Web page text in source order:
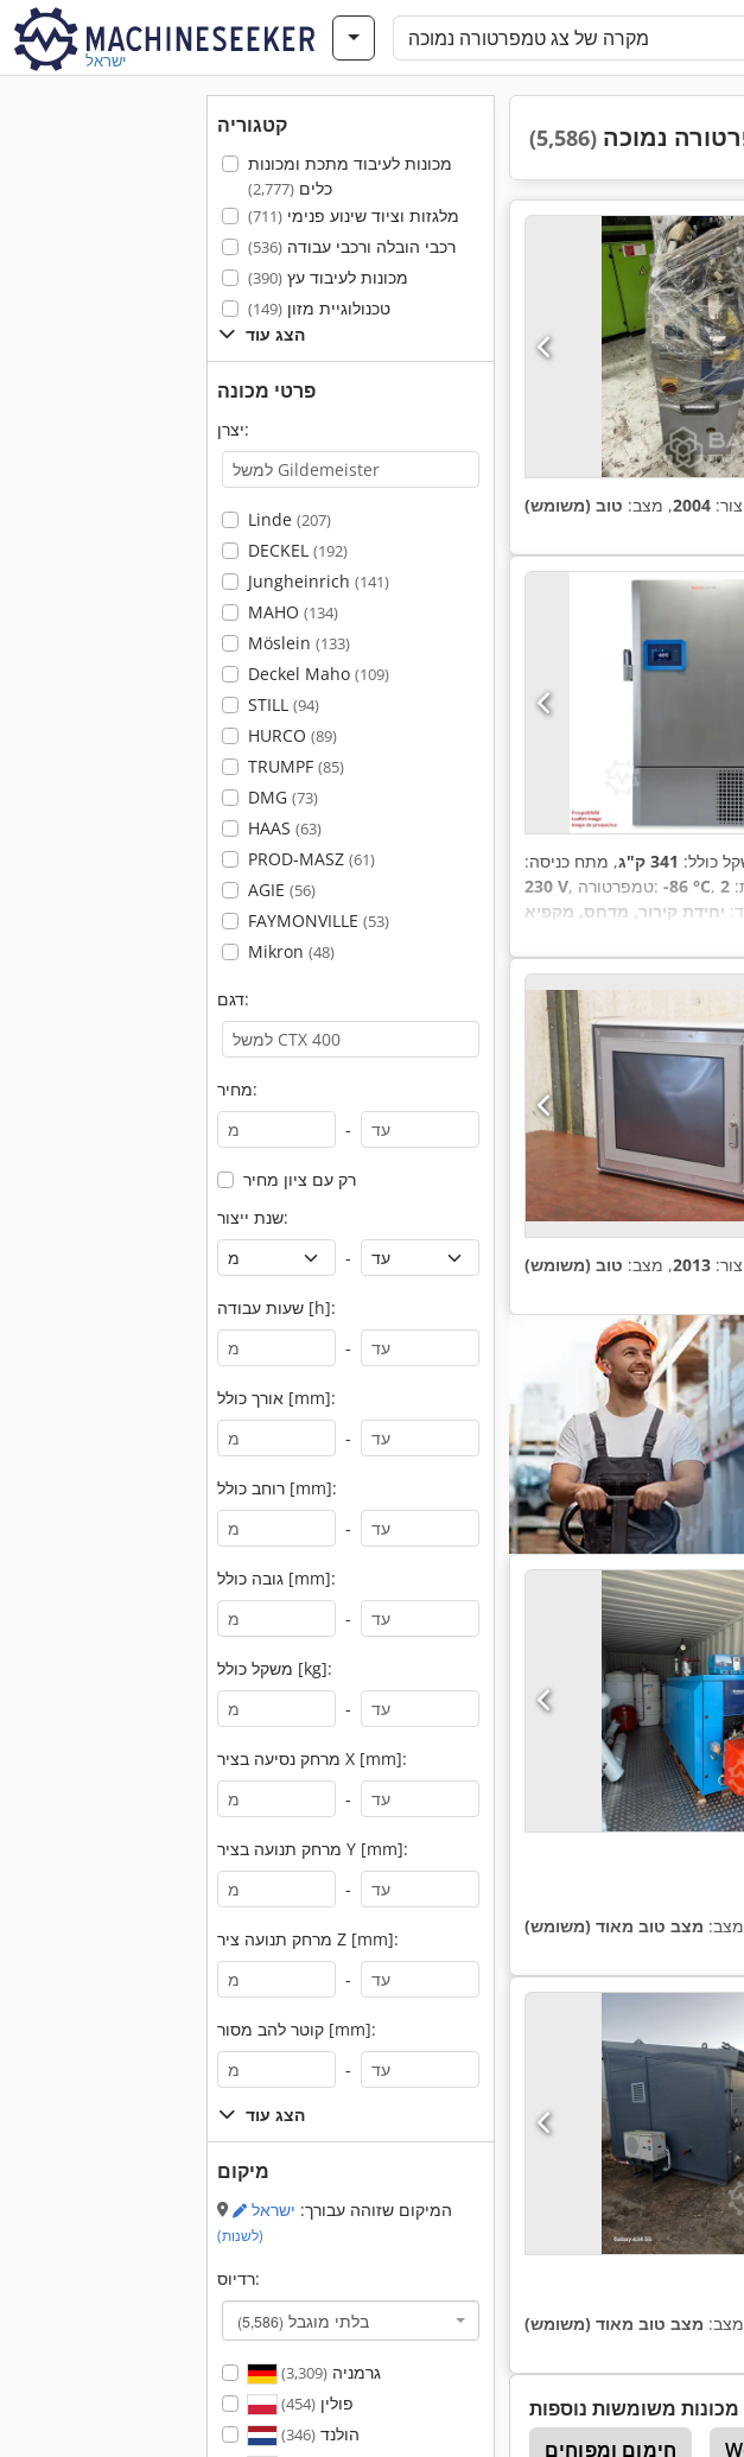
ישראל
קטגוריה
מכונות לעיבוד מתכת ומכונות
כלים(2,777)
מלגזות וציוד שינוע פנימי(711)
רכבי הובלה ורכבי עבודה(536)
מכונות לעיבוד עץ(390)
טכנולוגיית מזון(149)
הצג עוד
פרטי מכונה
יצרן:
Linde (207)
DECKEL (192)
Jungheinrich (141)
MAHO (134)
Möslein (133)
Deckel Maho (109)
STILL (94)
HURCO (89)
TRUMPF (85)
DMG (73)
HAAS (63)
PROD-MASZ (61)
AGIE (56)
FAYMONVILLE (53)
Mikron (48)
דגם:
מחיר:
-
רק עם ציון מחיר
שנת ייצור:
-
שעות עבודה [h]:
-
אורך כולל [mm]:
-
רוחב כולל [mm]:
-
גובה כולל [mm]:
-
משקל כולל [kg]:
-
מרחק נסיעה בציר X [mm]:
-
מרחק תנועה בציר Y [mm]:
-
מרחק תנועה ציר Z [mm]:
-
קוטר להב מסור [mm]:
-
הצג עוד
מיקום
המיקום שזוהה עבורך: ישראל
(לשנות)
רדיוס:
בלתי מוגבל (5,586)
גרמניה(3,309)
פולין(454)
הולנד(346)
נמוכה (5,586)
2004, מצב: טוב (משומש)
כולל: 341 ק"ג
, מתח כניסה:
230 V
, טמפרטורה: ‎-86 °C 2
יחידת קירור, מדחס, מקפיא
2013, מצב: טוב (משומש)
מצב: מצב טוב מאוד (משומש)
מצב: מצב טוב מאוד (משומש)
משומשות נוספות
חימום ומפוחים
יורק Chiller